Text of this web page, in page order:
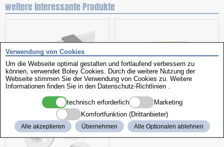
weitere interessante Produkte
Kunststoffschlaufen Clip-Leuchte
Verwendung von Cookies
Um die Webseite optimal gestalten und fortlaufend verbessern zu
können, verwendet Boley Cookies. Durch die weitere Nutzung der
Webseite stimmen Sie der Verwendung von Cookies zu. Weitere
Informationen finden Sie in den Datenschutz-Richtlinien
technisch erforderlich
Marketing
Komfortfunktion (Drittanbieter)
Alle akzeptieren Übernehmen Alle Optionalen ablehnen